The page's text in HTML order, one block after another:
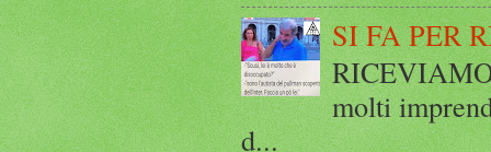
SI FA PER
molti
d...